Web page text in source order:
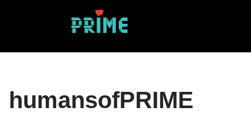
humansofPRIME